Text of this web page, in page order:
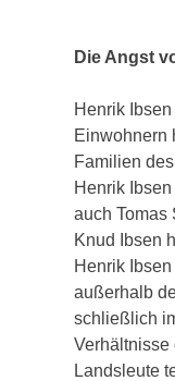
Die Angst
Henrik
Einwohnern
Familien
Henrik
auch Tomas
Knud Ibsen
Henrik
außerhalb
schließlich
Verhältnisse
Landsleute